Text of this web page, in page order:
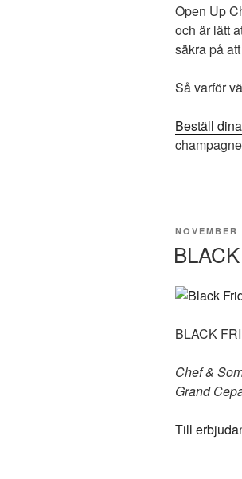
Open Up
och är lätt
säkra på
Så varför
Beställ
BLACK
Chef &
Grand
Till